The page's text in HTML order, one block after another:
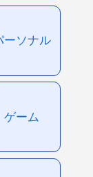
ーソナル
ゲーム